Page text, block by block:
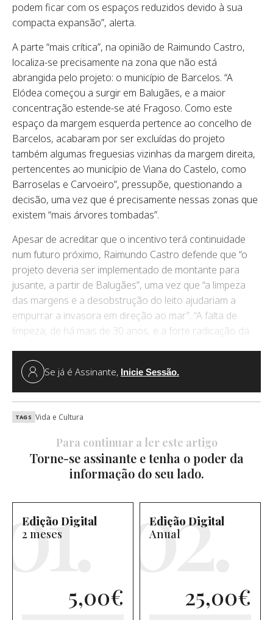
podem ficar com os espaços reduzidos devido à sua
compacta expansão”, alerta.
A parte “mais crítica”, na opinião de Raimundo Castro,
localiza-se precisamente na zona que não está
abrangida pelo projeto: o município de Barcelos. “A
Elódea começou a surgir em Balugães, e a maior
concentração estende-se até Fragoso. Como este
espaço da margem esquerda pertence ao concelho de
Barcelos, acabaram por ser excluídas do projeto
também algumas freguesias vizinhas da margem direita,
pertencentes ao município de Viana do Castelo, como
Barroselas e Carvoeiro”, pressupõe, questionando a
decisão, uma vez que é precisamente nessas zonas que
existem “mais árvores tombadas”.
Apesar de acreditar que o incentivo terá continuidade
num futuro próximo, Raimundo Castro defende que “o
projeto deveria ser implementado de montante para
jusante, a partir de Balugães”, uma vez que “a limpeza
das margens e a desobstrução do leito ajudariam a
empurrar a invasora em direção ao mar”. “A falta de
limpeza, de há mais de 30 anos, e a forte radicação da
Se já é Assinante, Inicie Sessão.
TAGS Vida e Cultura
Para continuar a ler este artigo
Torne-se assinante e tenha o poder da
informação do seu lado.
Edição Digital
2 meses
5,00€
Edição Digital
Anual
25,00€